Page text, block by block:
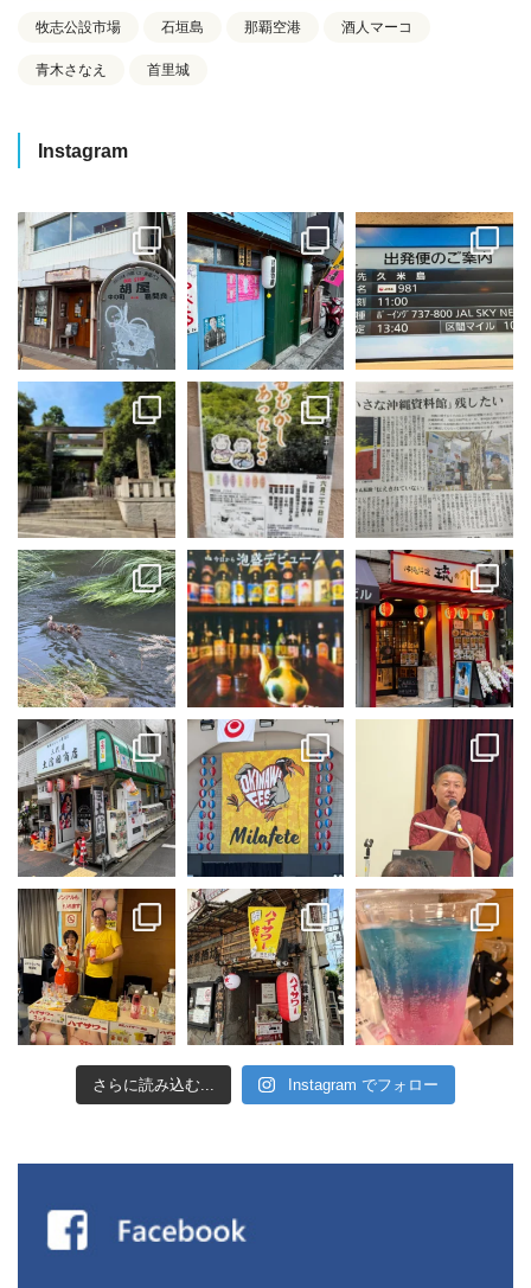
牧志公設市場 石垣島 那覇空港 酒人マーコ
青木さなえ 首里城
Instagram
さらに読み込む... Instagram でフォロー